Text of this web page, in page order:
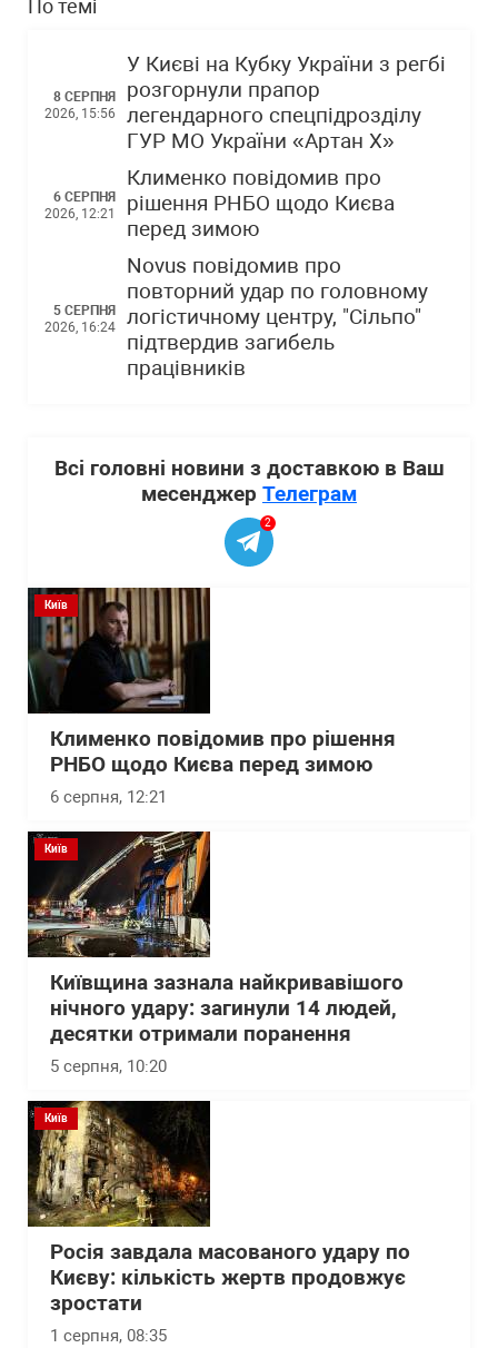
По темі
8 СЕРПНЯ
2026, 15:56
У Києві на Кубку України з регбі
розгорнули прапор
легендарного спецпідрозділу
ГУР МО України «Артан Х»
6 СЕРПНЯ
2026, 12:21
Клименко повідомив про
рішення РНБО щодо Києва
перед зимою
5 СЕРПНЯ
2026, 16:24
Novus повідомив про
повторний удар по головному
логістичному центру, "Сільпо"
підтвердив загибель
працівників
Всі головні новини з доставкою в Ваш
месенджер Телеграм
2
Київ
Клименко повідомив про рішення
РНБО щодо Києва перед зимою
6 серпня, 12:21
Київ
Київщина зазнала найкривавішого
нічного удару: загинули 14 людей,
десятки отримали поранення
5 серпня, 10:20
Київ
Росія завдала масованого удару по
Києву: кількість жертв продовжує
зростати
1 серпня, 08:35